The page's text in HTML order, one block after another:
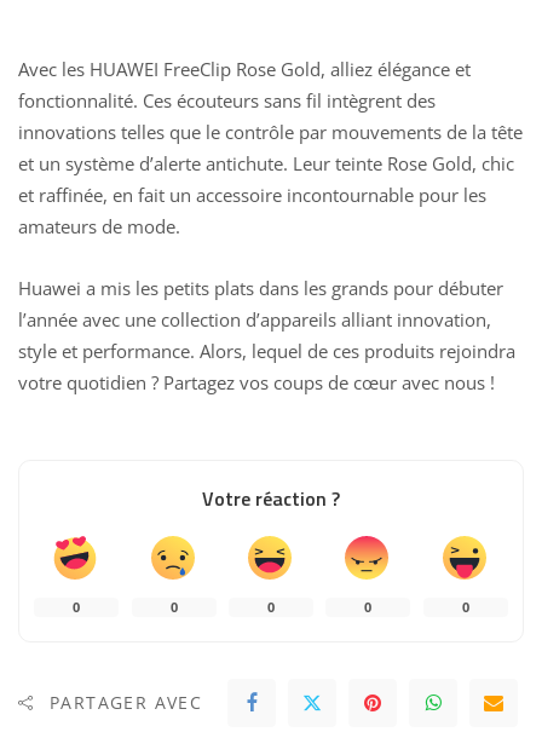
Avec les HUAWEI FreeClip Rose Gold, alliez élégance et
fonctionnalité. Ces écouteurs sans fil intègrent des
innovations telles que le contrôle par mouvements de la tête
et un système d’alerte antichute. Leur teinte Rose Gold, chic
et raffinée, en fait un accessoire incontournable pour les
amateurs de mode.
Huawei a mis les petits plats dans les grands pour débuter
l’année avec une collection d’appareils alliant innovation,
style et performance. Alors, lequel de ces produits rejoindra
votre quotidien ? Partagez vos coups de cœur avec nous !
Votre réaction ?
0 0 0 0 0
PARTAGER AVEC